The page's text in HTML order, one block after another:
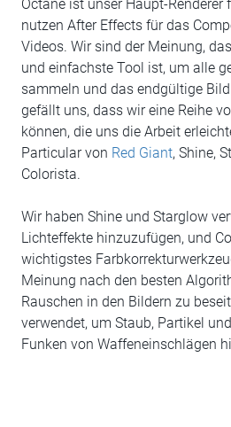
Octane ist unser Haupt-Renderer
nutzen After Effects für das
Videos. Wir sind der Meinung,
und einfachste Tool ist, um alle
sammeln und das endgültige
gefällt uns, dass wir eine Reihe
können, die uns die Arbeit
Particular von Red Giant, Shine,
Colorista.
Wir haben Shine und Starglow
Lichteffekte hinzuzufügen, und
wichtigstes
Meinung nach den besten
Rauschen in den Bildern zu
verwendet, um Staub, Partikel
Funken von Waffeneinschlägen